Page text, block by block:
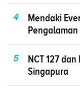
4
Mendaki
5
NCT 127
Singapura